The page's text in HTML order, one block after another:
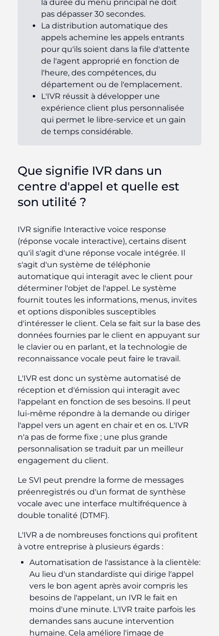
la durée du menu principal ne doit
pas dépasser 30 secondes.
La distribution automatique des
appels achemine les appels entrants
pour qu'ils soient dans la file d'attente
de l'agent approprié en fonction de
l'heure, des compétences, du
département ou de l'emplacement.
L'IVR réussit à développer une
expérience client plus personnalisée
qui permet le libre-service et un gain
de temps considérable.
Que signifie IVR dans un
centre d'appel et quelle est
son utilité ?
IVR signifie Interactive voice response
(réponse vocale interactive), certains disent
qu'il s'agit d'une réponse vocale intégrée. Il
s'agit d'un système de téléphonie
automatique qui interagit avec le client pour
déterminer l'objet de l'appel. Le système
fournit toutes les informations, menus, invites
et options disponibles susceptibles
d'intéresser le client. Cela se fait sur la base des
données fournies par le client en appuyant sur
le clavier ou en parlant, et la technologie de
reconnaissance vocale peut faire le travail.
L'IVR est donc un système automatisé de
réception et d'émission qui interagit avec
l'appelant en fonction de ses besoins. Il peut
lui-même répondre à la demande ou diriger
l'appel vers un agent en chair et en os. L'IVR
n'a pas de forme fixe ; une plus grande
personnalisation se traduit par un meilleur
engagement du client.
Le SVI peut prendre la forme de messages
préenregistrés ou d'un format de synthèse
vocale avec une interface multifréquence à
double tonalité (DTMF).
L'IVR a de nombreuses fonctions qui profitent
à votre entreprise à plusieurs égards :
Automatisation de l'assistance à la clientèle:
Au lieu d'un standardiste qui dirige l'appel
vers le bon agent après avoir compris les
besoins de l'appelant, un IVR le fait en
moins d'une minute. L'IVR traite parfois les
demandes sans aucune intervention
humaine. Cela améliore l'image de